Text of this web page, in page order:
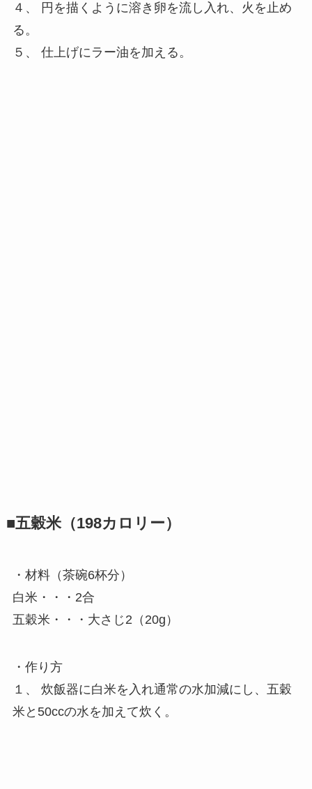
４、 円を描くように溶き卵を流し入れ、火を止め
る。
５、 仕上げにラー油を加える。
■五穀米（198カロリー）
・材料（茶碗6杯分）
白米・・・2合
五穀米・・・大さじ2（20g）
・作り方
１、 炊飯器に白米を入れ通常の水加減にし、五穀
米と50ccの水を加えて炊く。